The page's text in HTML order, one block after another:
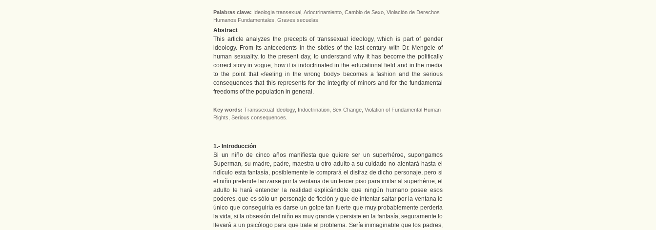
Palabras clave: Ideología transexual, Adoctrinamiento, Cambio de Sexo, Violación de Derechos
Humanos Fundamentales, Graves secuelas.
Abstract
This article analyzes the precepts of transsexual ideology, which is part of gender
ideology. From its antecedents in the sixties of the last century with Dr. Mengele of
human sexuality, to the present day, to understand why it has become the politically
correct story in vogue, how it is indoctrinated in the educational field and in the media
to the point that «feeling in the wrong body» becomes a fashion and the serious
consequences that this represents for the integrity of minors and for the fundamental
freedoms of the population in general.
Key words: Transsexual Ideology, Indoctrination, Sex Change, Violation of Fundamental Human
Rights, Serious consequences.
1.- Introducción
Si un niño de cinco años manifiesta que quiere ser un superhéroe, supongamos
Superman, su madre, padre, maestra u otro adulto a su cuidado no alentará hasta el
ridículo esta fantasía, posiblemente le comprará el disfraz de dicho personaje, pero si
el niño pretende lanzarse por la ventana de un tercer piso para imitar al superhéroe, el
adulto le hará entender la realidad explicándole que ningún humano posee esos
poderes, que es sólo un personaje de ficción y que de intentar saltar por la ventana lo
único que conseguiría es darse un golpe tan fuerte que muy probablemente perdería
la vida, si la obsesión del niño es muy grande y persiste en la fantasía, seguramente lo
llevará a un psicólogo para que trate el problema. Sería inimaginable que los padres,